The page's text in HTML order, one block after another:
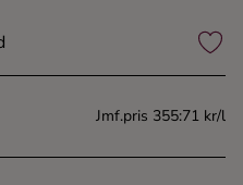
Jmf.pris 355:71 kr/l